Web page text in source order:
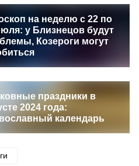
на неделю с 22 по
у Близнецов будут
Козероги могут
праздники в
2024 года:
календарь